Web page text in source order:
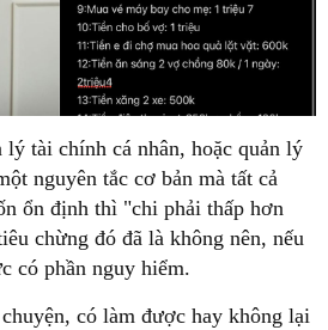
lý tài chính cá nhân, hoặc quản lý
nguyên tắc cơ bản mà tất cả
ổn định thì "chi phải thấp hơn
chừng đó đã là không nên, nếu
có phần nguy hiểm.
có làm được hay không lại